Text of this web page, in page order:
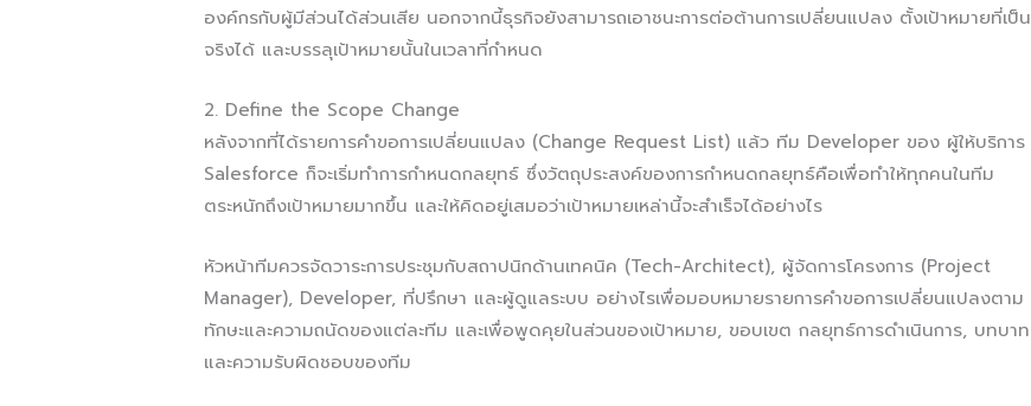
องค์กรกับผู้มีส่วนได้ส่วนเสีย นอกจากนี้ธุรกิจยังสามารถเอาชนะการต่อต้านการเปลี่ยนแปลง ตั้งเป้าหมายที่เป็น
จริงได้ และบรรลุเป้าหมายนั้นในเวลาที่กำหนด
2. Define the Scope Change
หลังจากที่ได้รายการคำขอการเปลี่ยนแปลง (Change Request List) แล้ว ทีม Developer ของ ผู้ให้บริการ
Salesforce ก็จะเริ่มทำการกำหนดกลยุทธ์ ซึ่งวัตถุประสงค์ของการกำหนดกลยุทธ์คือเพื่อทำให้ทุกคนในทีม
ตระหนักถึงเป้าหมายมากขึ้น และให้คิดอยู่เสมอว่าเป้าหมายเหล่านี้จะสำเร็จได้อย่างไร
หัวหน้าทีมควรจัดวาระการประชุมกับสถาปนิกด้านเทคนิค (Tech-Architect), ผู้จัดการโครงการ (Project
Manager), Developer, ที่ปรึกษา และผู้ดูแลระบบ อย่างไรเพื่อมอบหมายรายการคำขอการเปลี่ยนแปลงตาม
ทักษะและความถนัดของแต่ละทีม และเพื่อพูดคุยในส่วนของเป้าหมาย, ขอบเขต กลยุทธ์การดำเนินการ, บทบาท
และความรับผิดชอบของทีม